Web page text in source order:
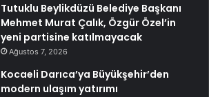
Tutuklu Beylikdüzü Belediye Başkanı
Mehmet Murat Çalık, Özgür Özel’in
yeni partisine katılmayacak
Ağustos 7, 2026
Kocaeli Darıca’ya Büyükşehir’den
modern ulaşım yatırımı